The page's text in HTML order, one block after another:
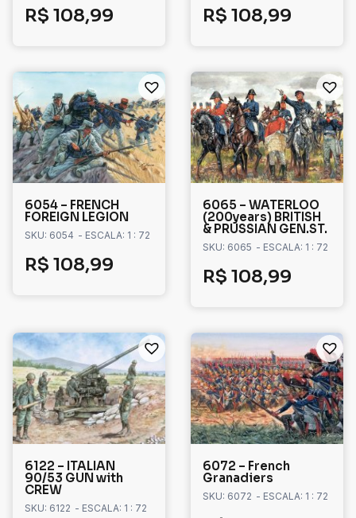
R$ 108,99 R$ 108,99
6054 – FRENCH
FOREIGN LEGION
SKU: 6054 - ESCALA: 1 : 72
R$ 108,99
6065 – WATERLOO
(200years) BRITISH
& PRUSSIAN GEN.ST.
SKU: 6065 - ESCALA: 1 : 72
R$ 108,99
6122 – ITALIAN
90/53 GUN with
CREW
SKU: 6122 - ESCALA: 1 : 72
6072 – French
Granadiers
SKU: 6072 - ESCALA: 1 : 72